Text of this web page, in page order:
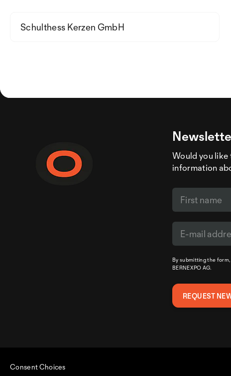
Schulthess Kerzen GmbH
Would you
information
By submitting the
BERNEXPO AG.
Consent Choices